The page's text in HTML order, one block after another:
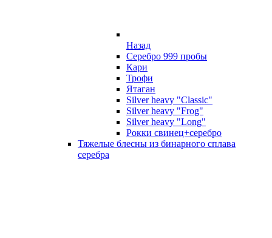
Назад
Серебро 999 пробы
Кари
Трофи
Ятаган
Silver heavy "Classic"
Silver heavy "Frog"
Silver heavy "Long"
Рокки свинец+серебро
Тяжелые блесны из бинарного сплава
серебра